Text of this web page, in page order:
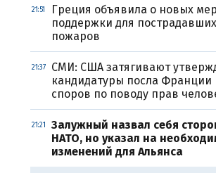
21:51
Греция объявила о новых
поддержки для
пожаров
21:37
СМИ: США затягивают
кандидатуры посла Франции
споров по поводу прав
21:21
Залужный назвал себя
НАТО, но указал на
изменений для Альянса